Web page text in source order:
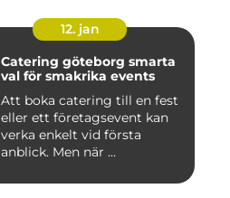
12. jan
Catering göteborg smarta
val för smakrika events
Att boka catering till en fest
eller ett företagsevent kan
verka enkelt vid första
anblick. Men när ...